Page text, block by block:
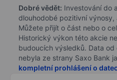
Dobré vědět: Investování do
dlouhodobé pozitivní výnosy,
Můžete přijít o část nebo o
Historický výkon této akcie
budoucích výsledků. Data
nebyla ze strany Saxo Bank
kompletní prohlášení o